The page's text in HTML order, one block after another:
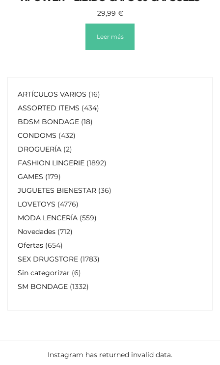
29,99 €
Leer más
ARTÍCULOS VARIOS 16
ASSORTED ITEMS 434
BDSM BONDAGE 18
CONDOMS 432
DROGUERÍA 2
FASHION LINGERIE 1892
GAMES 179
JUGUETES BIENESTAR 36
LOVETOYS 4776
MODA LENCERÍA 559
Novedades 712
Ofertas 654
SEX DRUGSTORE 1783
Sin categorizar 6
SM BONDAGE 1332
Instagram has returned invalid data.